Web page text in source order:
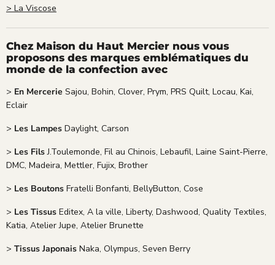
> La Viscose
Chez Maison du Haut Mercier nous vous
proposons des marques emblématiques du
monde de la confection avec
> En Mercerie Sajou, Bohin, Clover, Prym, PRS Quilt, Locau, Kai,
Eclair
> Les Lampes Daylight, Carson
> Les FilsJ.Toulemonde, Fil au Chinois, Lebaufil, Laine Saint-Pierre,
DMC, Madeira, Mettler, Fujix, Brother
> Les Boutons Fratelli Bonfanti, BellyButton, Cose
> Les Tissus Editex, A la ville, Liberty, Dashwood, Quality Textiles,
Katia, Atelier Jupe, Atelier Brunette
> Tissus Japonais Naka, Olympus, Seven Berry